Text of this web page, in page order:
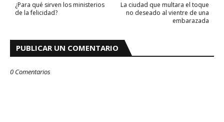
La ciudad que multara el toque
no deseado al vientre de una
embarazada
¿Para qué sirven los ministerios
de la felicidad?
PUBLICAR UN COMENTARIO
0 Comentarios